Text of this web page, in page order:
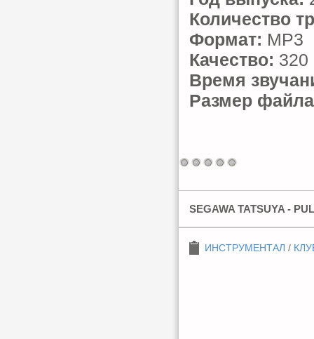
Количество
Формат: MP3
Качество: 320
Время
Размер
SEGAWA TATSUYA -
ИНСТРУМЕНТАЛ /